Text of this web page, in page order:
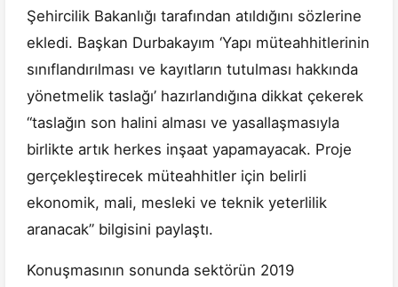
Şehircilik Bakanlığı tarafından atıldığını sözlerine
ekledi. Başkan Durbakayım ‘Yapı müteahhitlerinin
sınıflandırılması ve kayıtların tutulması hakkında
yönetmelik taslağı’ hazırlandığına dikkat çekerek
“taslağın son halini alması ve yasallaşmasıyla
birlikte artık herkes inşaat yapamayacak. Proje
gerçekleştirecek müteahhitler için belirli
ekonomik, mali, mesleki ve teknik yeterlilik
aranacak” bilgisini paylaştı.
Konuşmasının sonunda sektörün 2019